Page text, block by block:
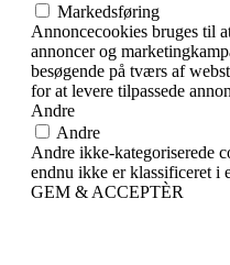
Markedsføring
Annoncecookies bruges til
annoncer og
besøgende på tværs af
for at levere tilpassede
Andre
Andre
Andre ikke-kategoriserede
endnu ikke er klassificeret i
GEM & ACCEPTÈR